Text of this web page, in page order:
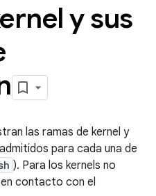
y sus
las ramas de kernel y
para cada una de
). Para los kernels no
contacto con el